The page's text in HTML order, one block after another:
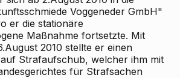
Voggeneder GmbH"
er die stationäre
Maßnahme fortsetzte. Mit
2010 stellte er einen
Strafaufschub, welcher ihm mit
für Strafsachen